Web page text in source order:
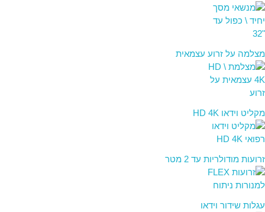
מצלמה על זרוע עצמאית
מקליט וידאו HD 4K
זרועות מודולריות עד 2 מטר
עגלות שידור וידאו